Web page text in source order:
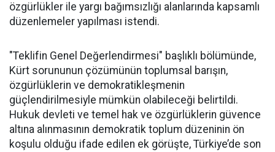
özgürlükler ile yargı bağımsızlığı alanlarında kapsamlı
düzenlemeler yapılması istendi.
"Teklifin Genel Değerlendirmesi" başlıklı bölümünde,
Kürt sorununun çözümünün toplumsal barışın,
özgürlüklerin ve demokratikleşmenin
güçlendirilmesiyle mümkün olabileceği belirtildi.
Hukuk devleti ve temel hak ve özgürlüklerin güvence
altına alınmasının demokratik toplum düzeninin ön
koşulu olduğu ifade edilen ek görüşte, Türkiye’de son